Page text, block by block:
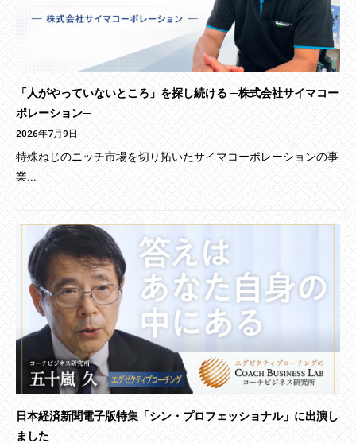
「人がやっていないところ」を探し続ける ─株式会社サイマコー
ポレーション─
2026年7月9日
特殊ねじのニッチ市場を切り拓いたサイマコーポレーションの事
業...
日本経済新聞電子版特集「シン・プロフェッショナル」に出演し
ました